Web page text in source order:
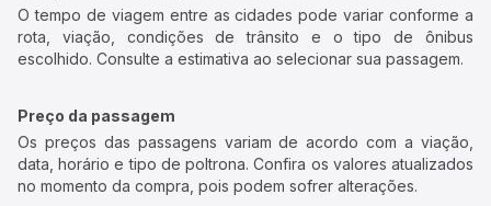
O tempo de viagem entre as cidades pode variar conforme a
rota, viação, condições de trânsito e o tipo de ônibus
escolhido. Consulte a estimativa ao selecionar sua passagem.
Preço da passagem
Os preços das passagens variam de acordo com a viação,
data, horário e tipo de poltrona. Confira os valores atualizados
no momento da compra, pois podem sofrer alterações.